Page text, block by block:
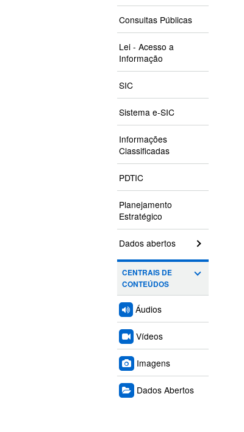
Consultas Públicas
Lei - Acesso a
Informação
SIC
Sistema e-SIC
Informações
Classificadas
PDTIC
Planejamento
Estratégico
Dados abertos
CENTRAIS DE
CONTEÚDOS
Áudios
Vídeos
Imagens
Dados Abertos